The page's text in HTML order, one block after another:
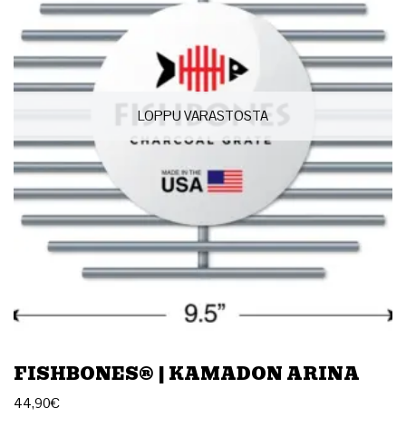
LOPPU VARASTOSTA
FISHBONES® | KAMADON ARINA
44,90€